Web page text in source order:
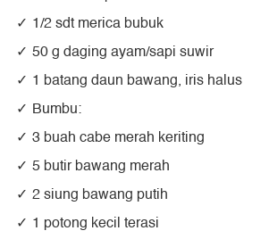
1/2 sdt merica bubuk
50 g daging ayam/sapi suwir
1 batang daun bawang, iris halus
Bumbu:
3 buah cabe merah keriting
5 butir bawang merah
2 siung bawang putih
1 potong kecil terasi